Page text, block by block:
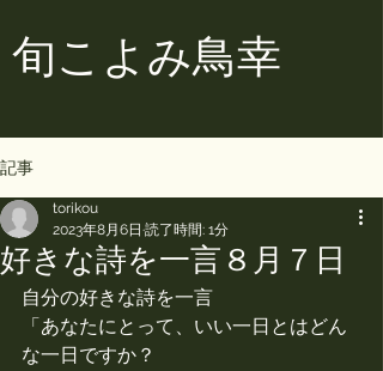
​旬こよみ鳥幸
記事
好きな詩を一言８月７日
torikou
2023年8月6日 読了時間: 1分
自分の好きな詩を一言
「あなたにとって、いい一日とはどん
な一日ですか？